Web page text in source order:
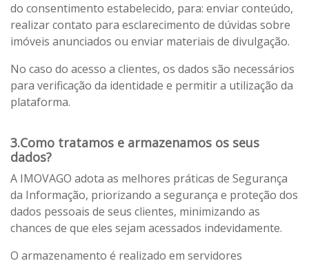
do consentimento estabelecido, para: enviar conteúdo,
realizar contato para esclarecimento de dúvidas sobre
imóveis anunciados ou enviar materiais de divulgação.
No caso do acesso a clientes, os dados são necessários
para verificação da identidade e permitir a utilização da
plataforma.
3.Como tratamos e armazenamos os seus
dados?
A IMOVAGO adota as melhores práticas de Segurança
da Informação, priorizando a segurança e proteção dos
dados pessoais de seus clientes, minimizando as
chances de que eles sejam acessados indevidamente.
O armazenamento é realizado em servidores